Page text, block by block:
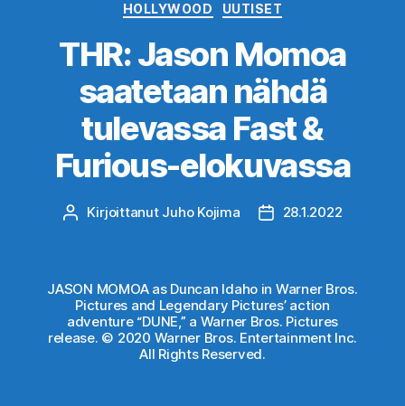
Kategoriat
HOLLYWOOD UUTISET
THR: Jason Momoa
saatetaan nähdä
tulevassa Fast &
Furious-elokuvassa
Kirjoittaja
Kirjoittanut Juho Kojima Julkaisupäivämäärä
28.1.2022
JASON MOMOA as Duncan Idaho in Warner Bros.
Pictures and Legendary Pictures’ action
adventure “DUNE,” a Warner Bros. Pictures
release. © 2020 Warner Bros. Entertainment Inc.
All Rights Reserved.